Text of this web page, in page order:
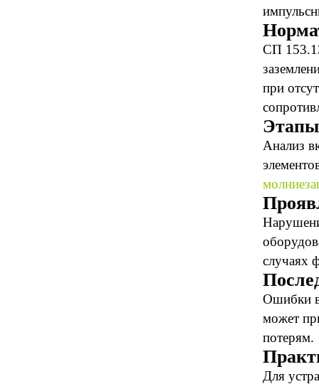
СП
при
Анализ
случаях
Ошибки в
может
потерям.
Для